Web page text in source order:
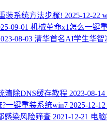
装系统方法步骤! 2025-12-22
09-01 机械革命x1怎么一键
08-03 清华首名AI学生华智
清除DNS缓存教程 2023-08-14
一键重装系统win7 2025-12-12
感染风险筛查 2021-12-21 电